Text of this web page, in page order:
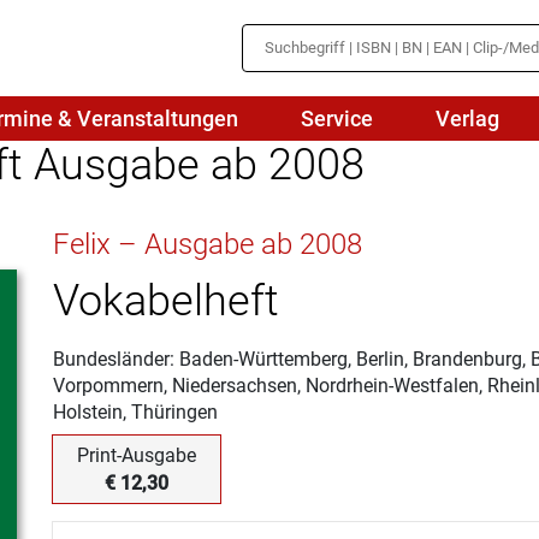
Medienbildung
Naturwissenschaften/NuT
Physik
Politik
Religion
Spanisch
& Veranstaltungen Service Verlag
Ausgabe ab 2008
Felix – Ausgabe ab 2008
Vokabelheft
Bundesländer: Baden-Württemberg, Berlin, Brandenburg,
Vorpommern, Niedersachsen, Nordrhein-Westfalen,
Holstein, Thüringen
Print-Ausgabe
€ 12,30